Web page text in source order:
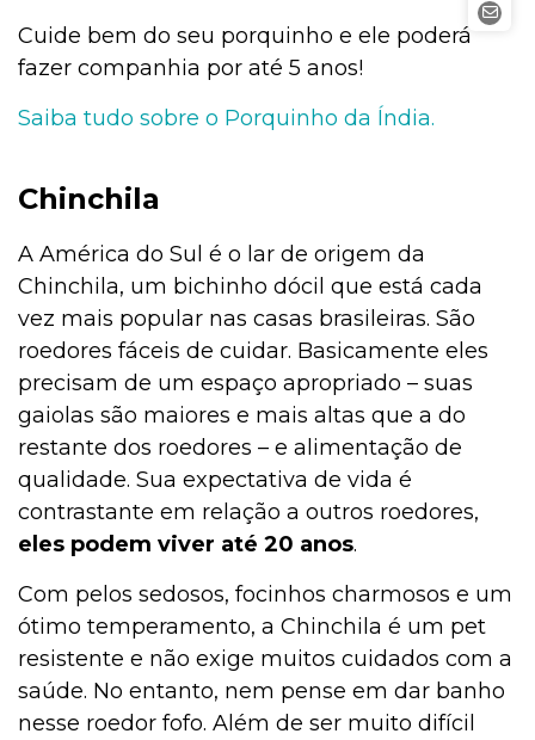
Cuide bem do seu porquinho e ele poderá
fazer companhia por até 5 anos!
Saiba tudo sobre o Porquinho da Índia.
Chinchila
A América do Sul é o lar de origem da
Chinchila, um bichinho dócil que está cada
vez mais popular nas casas brasileiras. São
roedores fáceis de cuidar. Basicamente eles
precisam de um espaço apropriado – suas
gaiolas são maiores e mais altas que a do
restante dos roedores – e alimentação de
qualidade. Sua expectativa de vida é
contrastante em relação a outros roedores,
eles podem viver até 20 anos.
Com pelos sedosos, focinhos charmosos e um
ótimo temperamento, a Chinchila é um pet
resistente e não exige muitos cuidados com a
saúde. No entanto, nem pense em dar banho
nesse roedor fofo. Além de ser muito difícil